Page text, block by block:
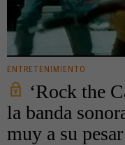
ENTRETENIMIENTO
‘Rock the
la banda
muy a su pesar